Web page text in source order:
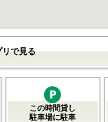
で見る
この時間貸し
駐車場に駐車